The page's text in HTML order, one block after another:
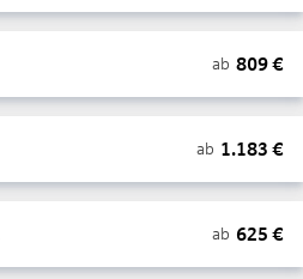
ab 809€
ab 1.183 €
ab 625 €